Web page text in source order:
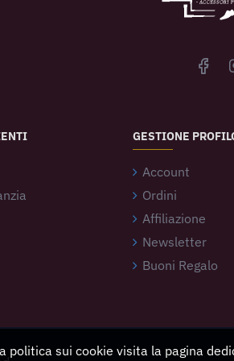
GESTIONE
Account
Ordini
Affiliazione
Newsletter
Buoni Regalo
sui cookie visita la pagina